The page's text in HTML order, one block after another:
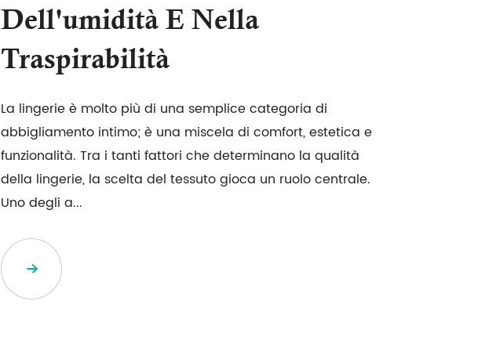
Dell'umidità E Nella
Traspirabilità
La lingerie è molto più di una semplice categoria di
abbigliamento intimo; è una miscela di comfort, estetica e
funzionalità. Tra i tanti fattori che determinano la qualità
della lingerie, la scelta del tessuto gioca un ruolo centrale.
Uno degli a...